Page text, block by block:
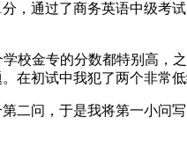
通过了商务英语中级考
校金专的分数都特别高，
在初试中我犯了两个非常
二问，于是我将第一小问